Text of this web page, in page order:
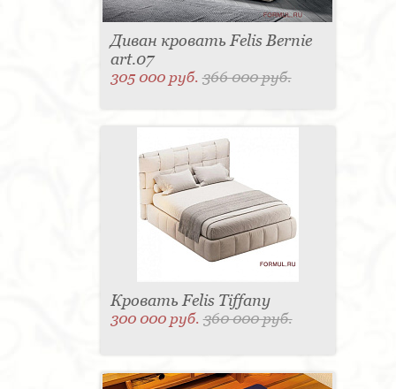
Диван кровать Felis Bernie
art.07
305 000 руб.366 000 руб.
Кровать Felis Tiffany
300 000 руб.360 000 руб.